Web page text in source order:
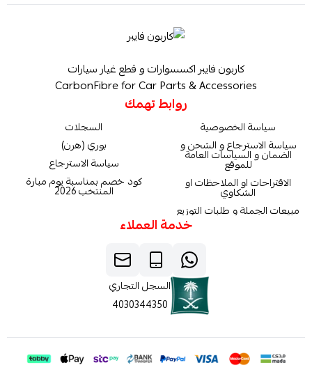
كاربون فايبر اكسسوارات و قطع غيار سيارات
CarbonFibre for Car Parts & Accessories
روابط تهمك
سياسة الخصوصية
سياسة الاسترجاع و الشحن و
الضمان و السياسات العامة
للموقع
الاقتراحات او الملاحظات او
الشكاوي
مبيعات الجملة و طلبات التوزيع
السجلات
بوري (هرن)
سياسة الاسترجاع
كود خصم بمناسبة يوم مبارة
المنتخب 2026
خدمة العملاء
السجل التجاري
4030344350